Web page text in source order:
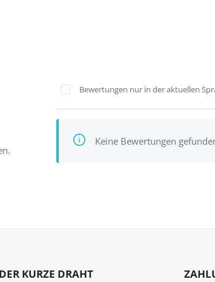
Bewertungen nur in der aktuellen
Keine Bewertungen
DER KURZE DRAHT